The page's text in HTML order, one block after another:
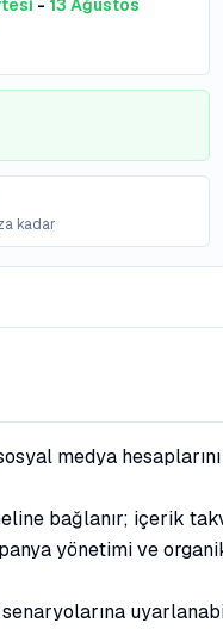
- 13 Ağustos
kadar
medya
bağlanır; içerik
yönetimi ve